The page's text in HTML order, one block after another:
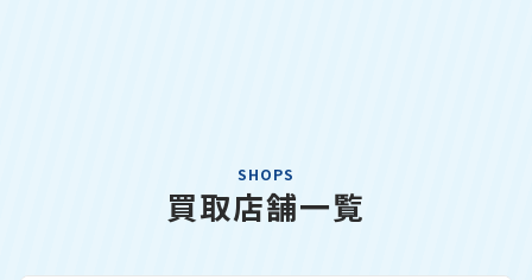
SHOPS
買取店舗一覧